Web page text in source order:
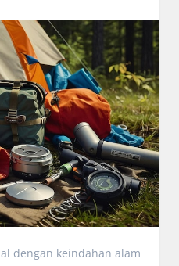
dengan keindahan alam